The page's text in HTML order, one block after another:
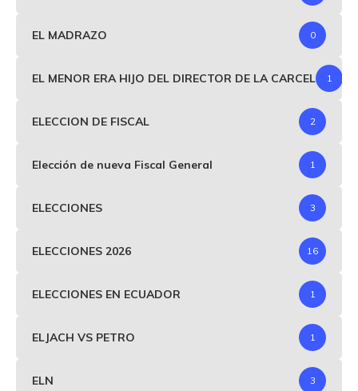
EL MADRAZO 0
EL MENOR ERA HIJO DEL DIRECTOR DE LA CARCEL 1
ELECCION DE FISCAL 2
Elección de nueva Fiscal General 1
ELECCIONES 3
ELECCIONES 2026 16
ELECCIONES EN ECUADOR 1
ELJACH VS PETRO 1
ELN 3